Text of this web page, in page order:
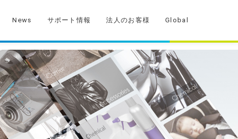
News サポート情報 法人のお客様 Global